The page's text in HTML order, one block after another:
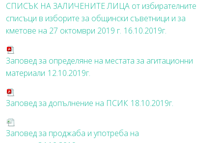
СПИСЪК НА ЗАЛИЧЕНИТЕ ЛИЦА от избирателните
списъци в изборите за общински съветници и за
кметове на 27 октомври 2019 г. 16.10.2019г.
Заповед за определяне на местата за агитационни
материали 12.10.2019г.
Заповед за допълнение на ПСИК 18.10.2019г.
Заповед за проджаба и употреба на